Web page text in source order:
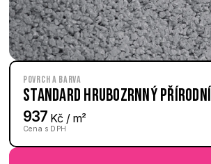
Povrch a barva
Standard hrubozrnný Přírodní
937 Kč / m²
Cena s DPH